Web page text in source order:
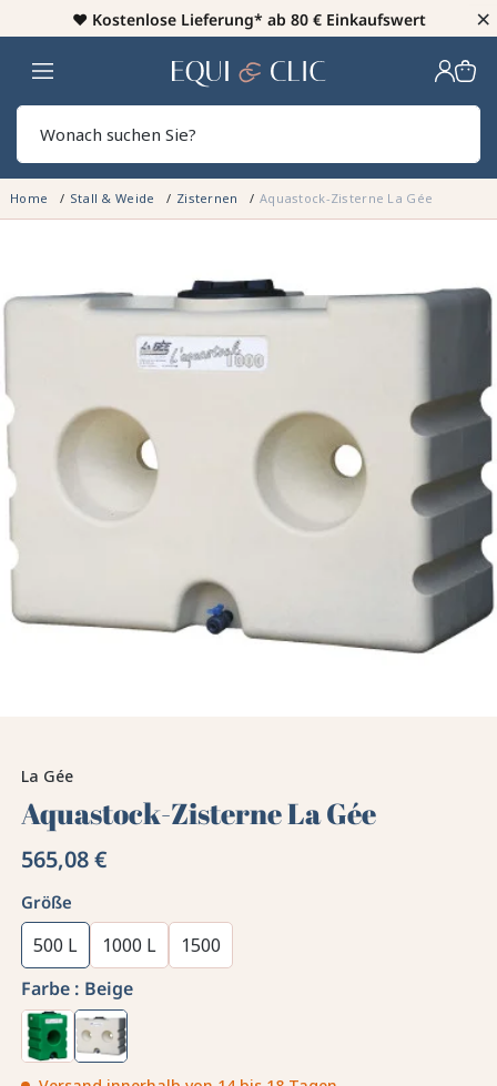
♥️ Kostenlose Lieferung* ab 80 € Einkaufswert ×
Heim
Home Stall & Weide Zisternen Aquastock-Zisterne La Gée
La Gée
Aquastock-Zisterne La Gée
565,08 €
Größe
500 L 1000 L
1500
Farbe : Beige